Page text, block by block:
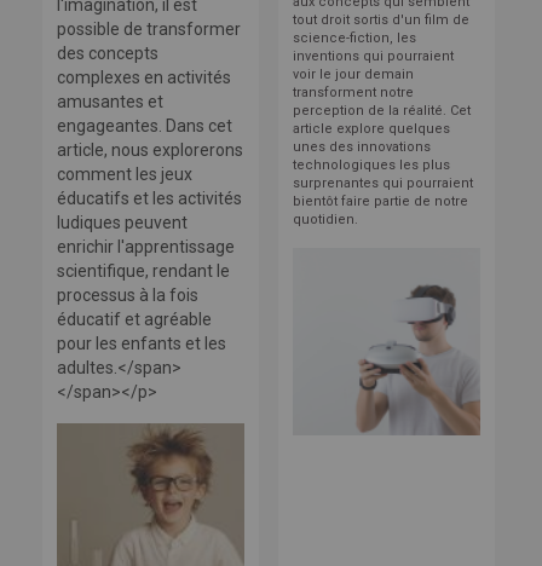
l'imagination, il est
possible de transformer
des concepts
complexes en activités
amusantes et
engageantes. Dans cet
article, nous explorerons
comment les jeux
éducatifs et les activités
ludiques peuvent
enrichir l'apprentissage
scientifique, rendant le
processus à la fois
éducatif et agréable
pour les enfants et les
adultes.</span>
</span></p>
tout droit sortis d'un film de
science-fiction, les
inventions qui pourraient
voir le jour demain
transforment notre
perception de la réalité. Cet
article explore quelques
unes des innovations
technologiques les plus
surprenantes qui pourraient
bientôt faire partie de notre
quotidien.